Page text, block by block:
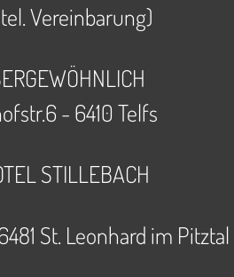
Vereinbarung)
- 6410 Telfs
STILLEBACH
St. Leonhard im Pitztal